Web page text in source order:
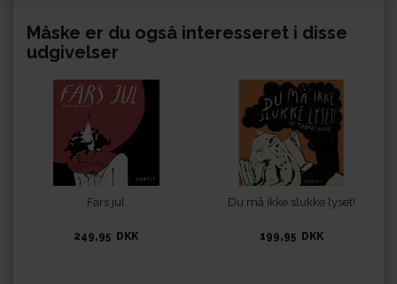
Måske er du også interesseret i disse
udgivelser
Fars jul
249,95 DKK
Du må ikke slukke lyset!
199,95 DKK